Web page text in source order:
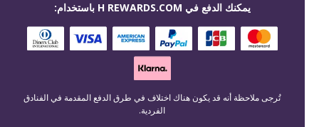
يمكنك الدفع في H REWARDS.COM باستخدام:
تُرجى ملاحظة أنه قد يكون هناك اختلاف في طرق الدفع المقدمة في الفنادق
الفردية.